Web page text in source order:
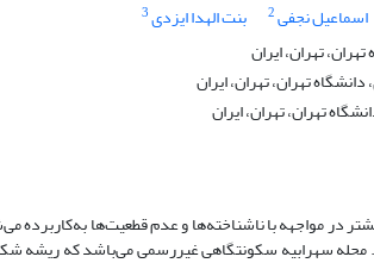
اسماعیل نجفی2 بنت الهدا ایزدی3
تهران، ایران
تهران، تهران، ایران
تهران، تهران، ایران
در مواجهه با ناشناخته‌ها و عدم قطعیت‌ها به‌کاربرده